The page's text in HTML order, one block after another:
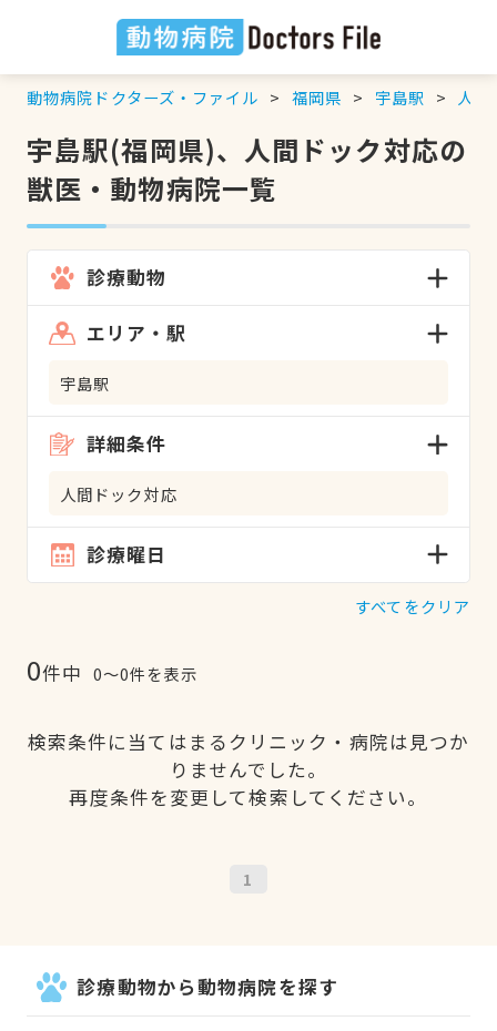
動物病院ドクターズ・ファイル 福岡県 宇島駅 人
宇島駅(福岡県)、人間ドック対応の
獣医・動物病院一覧
診療動物
エリア・駅
宇島駅
詳細条件
人間ドック対応
診療曜日
すべてをクリア
0件中 0〜0件を表示
検索条件に当てはまるクリニック・病院は見つか
りませんでした。
再度条件を変更して検索してください。
1
診療動物から動物病院を探す